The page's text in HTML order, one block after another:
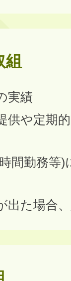
実績
供や定期
間勤務等
出た場合